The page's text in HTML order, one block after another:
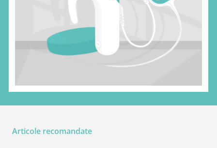
Articole recomandate